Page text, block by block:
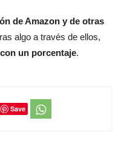
de Amazon y de otras
algo a través de ellos,
un porcentaje.
Save